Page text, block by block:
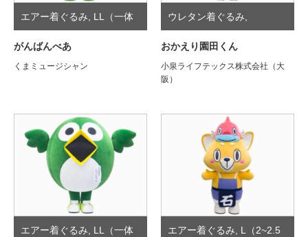
エアー着ぐるみ LL（一体
型）
がんばんべあ
くまミュージシャン
ウレタン着ぐるみ
M（3~3.5頭身）
おかえり園田くん
小泉ライフテックス株式会社（大
阪）
エアー着ぐるみ LL（一体 エアー着ぐるみ L（2~2.5